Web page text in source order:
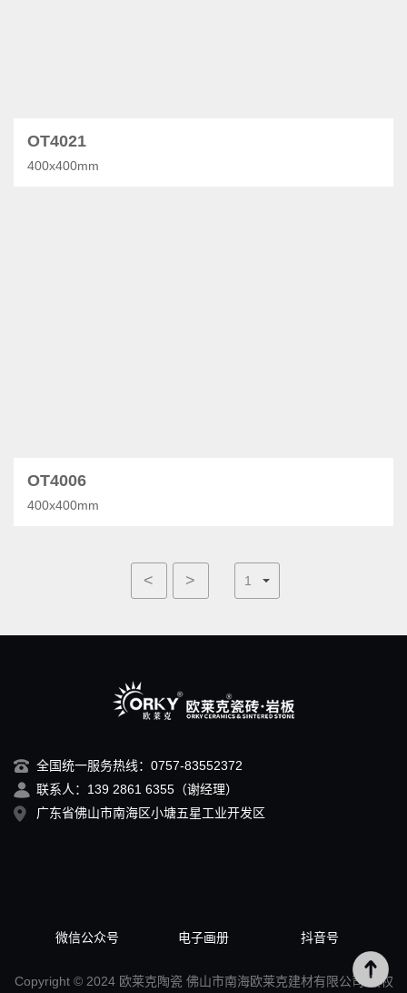
OT4021
400x400mm
OT4006
400x400mm
< >
全国统一服务热线：0757-83552372
联系人：139 2861 6355（谢经理）
广东省佛山市南海区小塘五星工业开发区
微信公众号 电子画册 抖音号
Copyright © 2024 欧莱克陶瓷 佛山市南海欧莱克建材有限公司 版权